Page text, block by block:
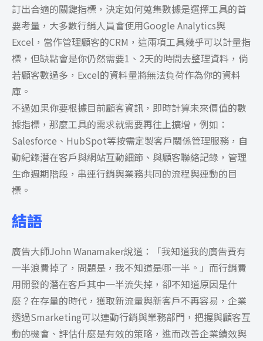
訂出合適的關鍵指標，決定如何蒐集數據是選擇工具的首
要考量，大多數行銷人員會使用Google Analytics與
Excel，當作管理顧客的CRM，這兩項工具幾乎可以計量指
標，但缺點會是你仍然需要1、2天的時間去整理資料，倘
若顧客數過多，Excel的資料量將無法負荷作為你的資料
庫。
不過如果你要根據目前顧客資訊，即時計算未來價值的數
據指標，那麼工具的需求就需要再往上擴增，例如：
Salesforce、HubSpot等按需定製客戶關係管理服務，自
動紀錄潛在客戶與網站互動細節、與顧客聯絡記錄，管理
生命週期階段，串連行銷與業務共同的流程與連動的目
標。
結語
廣告大師John Wanamaker說道：「我知道我的廣告費有
一半浪費掉了，問題是，我不知道是哪一半。」而行銷費
用開發的潛在客戶其中一半流失掉，卻不知道原因是什
麼？在存量的時代，獲取新流量與新客戶不再容易，企業
透過Smarketing可以連動行銷與業務部門，把握與顧客互
動的機會、評估什麼是有效的策略，進而改善企業績效與